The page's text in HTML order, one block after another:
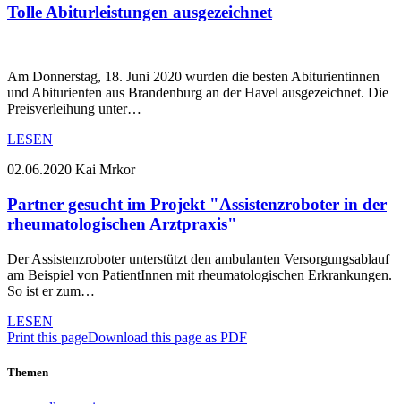
Tolle Abiturleistungen ausgezeichnet
Am Donnerstag, 18. Juni 2020 wurden die besten Abiturientinnen
und Abiturienten aus Brandenburg an der Havel ausgezeichnet. Die
Preisverleihung unter…
LESEN
02.06.2020 Kai Mrkor
Partner gesucht im Projekt "Assistenzroboter in der
rheumatologischen Arztpraxis"
Der Assistenzroboter unterstützt den ambulanten Versorgungsablauf
am Beispiel von PatientInnen mit rheumatologischen Erkrankungen.
So ist er zum…
LESEN
Print this pageDownload this page as PDF
Themen